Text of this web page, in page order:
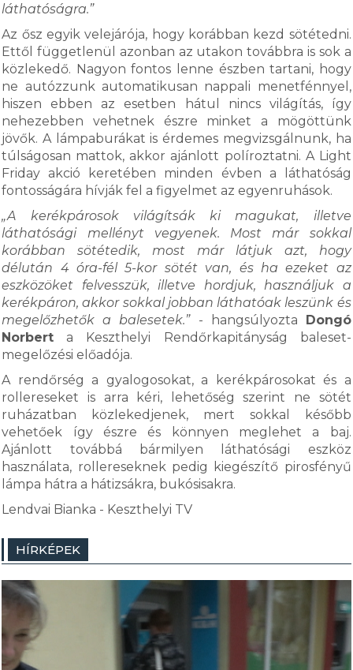
láthatóságra.”
Az ősz egyik velejárója, hogy korábban kezd sötétedni.
Ettől függetlenül azonban az utakon továbbra is sok a
közlekedő. Nagyon fontos lenne észben tartani, hogy
ne autózzunk automatikusan nappali menetfénnyel,
hiszen ebben az esetben hátul nincs világítás, így
nehezebben vehetnek észre minket a mögöttünk
jövők. A lámpaburákat is érdemes megvizsgálnunk, ha
túlságosan mattok, akkor ajánlott políroztatni. A Light
Friday akció keretében minden évben a láthatóság
fontosságára hívják fel a figyelmet az egyenruhások.
„A kerékpárosok világítsák ki magukat, illetve
láthatósági mellényt vegyenek. Most már sokkal
korábban sötétedik, most már látjuk azt, hogy
délután 4 óra-fél 5-kor sötét van, és ha ezeket az
eszközöket felvesszük, illetve hordjuk, használjuk a
kerékpáron, akkor sokkal jobban láthatóak leszünk és
megelőzhetők a balesetek.”- hangsúlyozta Dongó
Norbert a Keszthelyi Rendőrkapitányság baleset-
megelőzési előadója.
A rendőrség a gyalogosokat, a kerékpárosokat és a
rollereseket is arra kéri, lehetőség szerint ne sötét
ruházatban közlekedjenek, mert sokkal később
vehetőek így észre és könnyen meglehet a baj.
Ajánlott továbbá bármilyen láthatósági eszköz
használata, rollereseknek pedig kiegészítő pirosfényű
lámpa hátra a hátizsákra, bukósisakra.
Lendvai Bianka - Keszthelyi TV
HÍRKÉPEK